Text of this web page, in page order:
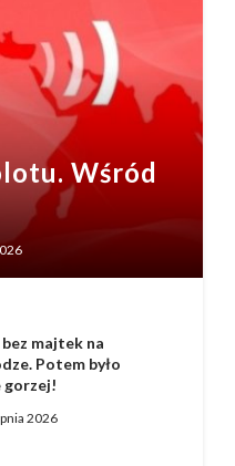
Wśród
bez majtek na
Potem było
gorzej!
2026